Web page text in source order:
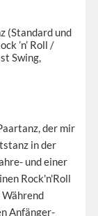
(Standard und
’n’ Roll /
Swing,
der mir
in der
und einer
Rock'n'Roll
Während
Anfänger-